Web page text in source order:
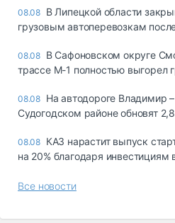
08.08 В Липецкой области
грузовым автоперевозкам
08.08 В Сафоновском округе
трассе М-1 полностью выгорел
08.08 На автодороге Владимир
Судогодском районе обновят
08.08 КАЗ нарастит выпуск
на 20% благодаря
Все новости